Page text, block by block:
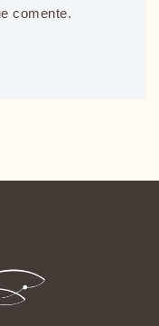
comente.